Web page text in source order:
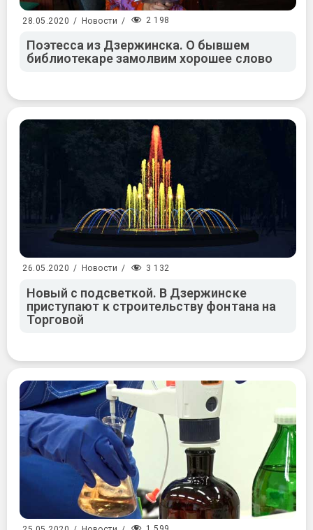
28.05.2020 / Новости / 2 198
Поэтесса из Дзержинска. О бывшем
библиотекаре замолвим хорошее слово
26.05.2020 / Новости / 3 132
Новый с подсветкой. В Дзержинске
приступают к строительству фонтана на
Торговой